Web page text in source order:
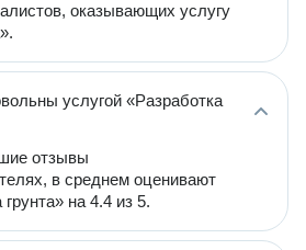
оказывающих услугу
услугой «Разработка
отзывы
в среднем оценивают
на 4.4 из 5.